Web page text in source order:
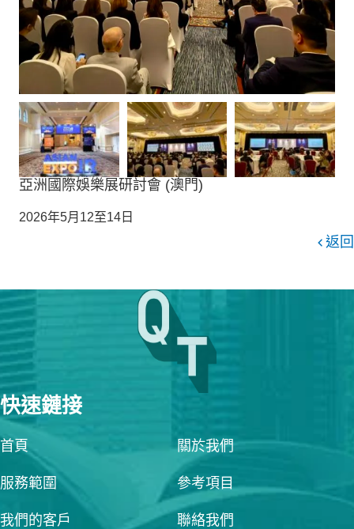
亞洲國際娛樂展研討會 (澳門)
2026年5月12至14日
返回
快速鏈接
首頁 關於我們
服務範圍 參考項目
我們的客戶 聯絡我們